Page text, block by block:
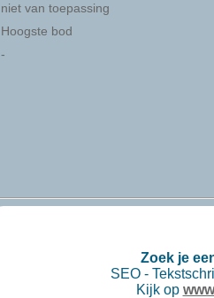
niet van toepassing
Hoogste bod
-
Zoek je
SEO -
Kijk op